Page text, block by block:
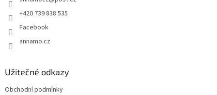
+420 739 838 535
Facebook
annamo.cz
Užitečné odkazy
Obchodní podmínky